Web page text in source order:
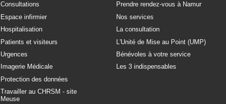
Consultations
Espace infirmier
Hospitalisation
Patients et visiteurs
Urgences
Imagerie Médicale
Protection des données
Travailler au CHRSM - site
Meuse
Prendre rendez-vous à Namur
Nos services
La consultation
L'Unité de Mise au Point (UMP)
Bénévoles à votre service
Les 3 indispensables